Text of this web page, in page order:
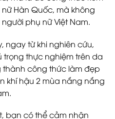
Hàn Quốc, mà không
phụ nữ Việt Nam.
ngay từ khi nghiên cứu,
trọng thực nghiệm trên da
thành công thức làm đẹp
khí hậu 2 mùa nắng nắng
bạn có thể cảm nhận